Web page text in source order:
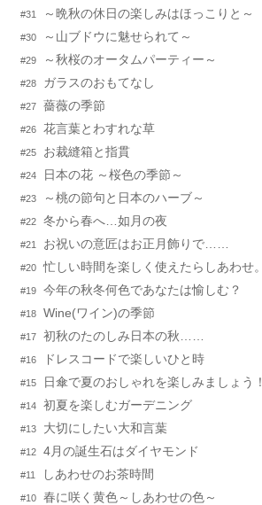
#31 ～晩秋の休日の楽しみはほっこりと～
#30 ～山ブドウに魅せられて～
#29 ～秋桜のオータムパーティー～
#28 ガラスのおもてなし
#27 薔薇の季節
#26 花言葉とわすれな草
#25 お裁縫箱と指貫
#24 日本の花 ～桜色の季節～
#23 ～桃の節句と日本のハーブ～
#22 冬から春へ…如月の夜
#21 お祝いの意匠はお正月飾りで……
#20 忙しい時間を楽しく使えたらしあわせ。
#19 今年の秋冬何色であなたは愉しむ？
#18 Wine(ワイン)の季節
#17 初秋のたのしみ日本の秋……
#16 ドレスコードで楽しいひと時
#15 日傘で夏のおしゃれを楽しみましょう！
#14 初夏を楽しむガーデニング
#13 大切にしたい大和言葉
#12 4月の誕生石はダイヤモンド
#11 しあわせのお茶時間
#10 春に咲く黄色～しあわせの色～